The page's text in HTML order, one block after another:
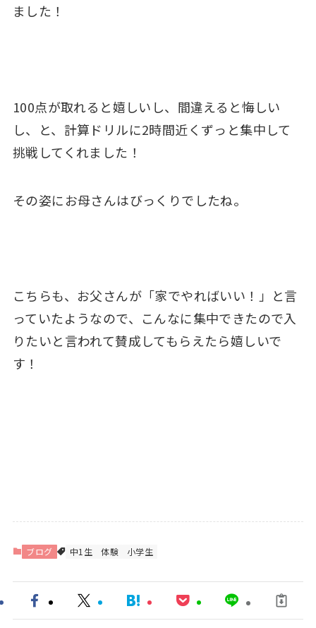
ました！
100点が取れると嬉しいし、間違えると悔しい
し、と、計算ドリルに2時間近くずっと集中して
挑戦してくれました！
その姿にお母さんはびっくりでしたね。
こちらも、お父さんが「家でやればいい！」と言
っていたようなので、こんなに集中できたので入
りたいと言われて賛成してもらえたら嬉しいで
す！
ブログ 中1生 体験 小学生